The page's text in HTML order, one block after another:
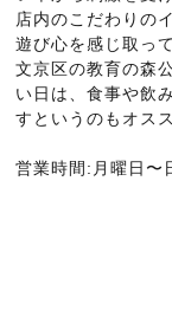
店内のこだわりの
遊び心を感じ取っ
文京区の教育の森
い日は、食事や飲
すというのもオス
営業時間:月曜日